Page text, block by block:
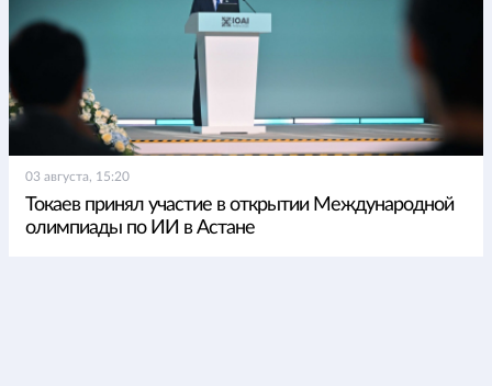
03 августа, 15:20
Токаев принял участие в открытии Международной
олимпиады по ИИ в Астане